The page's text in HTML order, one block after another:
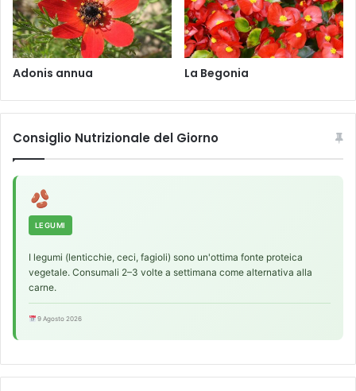
Adonis annua La Begonia
Consiglio Nutrizionale del Giorno
LEGUMI
I legumi (lenticchie, ceci, fagioli) sono un'ottima fonte proteica
vegetale. Consumali 2–3 volte a settimana come alternativa alla
carne.
9 Agosto 2026